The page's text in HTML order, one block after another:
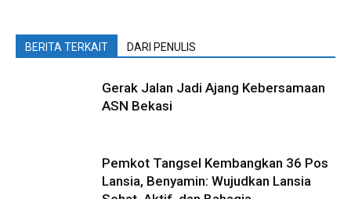
BERITA TERKAIT DARI PENULIS
Gerak Jalan Jadi Ajang Kebersamaan
ASN Bekasi
Pemkot Tangsel Kembangkan 36 Pos
Lansia, Benyamin: Wujudkan Lansia